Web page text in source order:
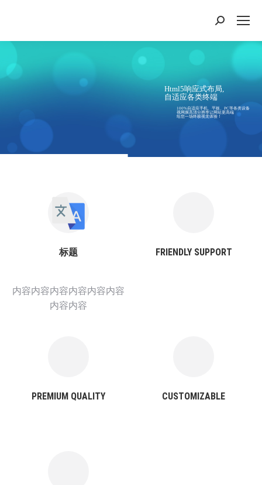
搜
Html5响应式布局,
自适应各类终端
100%自适应手机、平板、PC等各类设备
视网膜高清分辨率让网站更高端
给您一场终极视觉体验！
标题
内容内容内容内容内容内容
内容内容
FRIENDLY SUPPORT
PREMIUM QUALITY CUSTOMIZABLE